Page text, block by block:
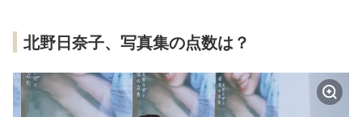
北野日奈子、写真集の点数は？